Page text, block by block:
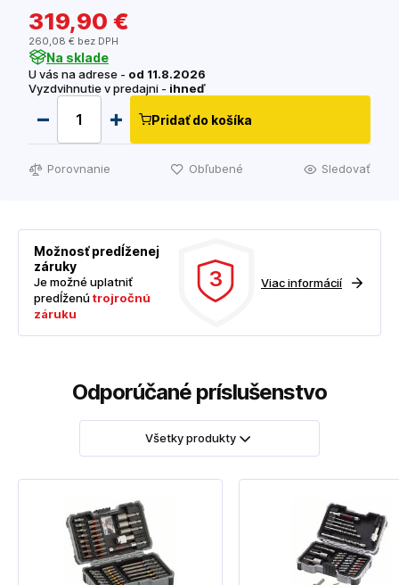
319,90 €
260,08 € bez DPH
Na sklade
U vás na adrese - od 11.8.2026
Vyzdvihnutie v predajni - ihneď
Pridať do košíka
Porovnanie Obľubené Sledovať
Možnosť predĺženej
záruky
Je možné uplatniť
predĺženútrojročnú
záruku
3 Viac informácií
Odporúčané príslušenstvo
Všetky produkty